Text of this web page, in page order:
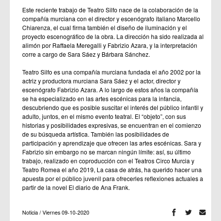
Este reciente trabajo de Teatro Silfo nace de la colaboración de la
compañía murciana con el director y escenógrafo italiano Marcello
Chiarenza, el cual firma también el diseño de iluminación y el
proyecto escenográfico de la obra. La dirección ha sido realizada al
alimón por Raffaela Meregalli y Fabrizio Azara, y la interpretación
corre a cargo de Sara Sáez y Bárbara Sánchez.
Teatro Silfo es una compañía murciana fundada el año 2002 por la
actriz y productora murciana Sara Sáez y el actor, director y
escenógrafo Fabrizio Azara. A lo largo de estos años la compañía
se ha especializado en las artes escénicas para la infancia,
descubriendo que es posible suscitar el interés del público infantil y
adulto, juntos, en el mismo evento teatral. El “objeto”, con sus
historias y posibilidades expresivas, se encuentran en el comienzo
de su búsqueda artística. También las posibilidades de
participación y aprendizaje que ofrecen las artes escénicas. Sara y
Fabrizio sin embargo no se marcan ningún límite: así, su último
trabajo, realizado en coproducción con el Teatros Circo Murcia y
Teatro Romea el año 2019, La casa de atrás, ha querido hacer una
apuesta por el público juvenil para ofrecerles reflexiones actuales a
partir de la novel El diario de Ana Frank.
Noticia / Viernes 09-10-2020